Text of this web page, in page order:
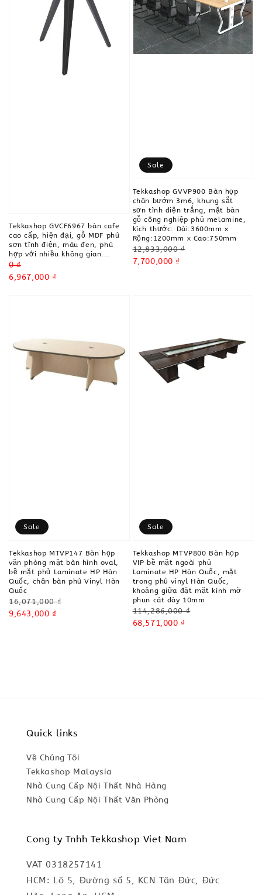
Tekkashop GVCF6967 bàn cafe
cao cấp, hiện đại, gỗ MDF phủ
sơn tĩnh điện, màu đen, phù
hợp với nhiều không gian...
Regular
price
0 ₫
Sale
6,967,000 ₫
Sale
Tekkashop GVVP900 Bàn họp
chân bướm 3m6, khung sắt
sơn tĩnh điện trắng, mặt bàn
gỗ công nghiệp phủ melamine,
kích thước: Dài:3600mm x
Rộng:1200mm x Cao:750mm
Regular
price
12,833,000 ₫
Sale
7,700,000 ₫
Sale
Tekkashop MTVP147 Bàn họp
văn phòng mặt bàn hình oval,
bề mặt phủ Laminate HP Hàn
Quốc, chân bàn phủ Vinyl Hàn
Quốc
Regular
price
16,071,000 ₫
Sale
9,643,000 ₫
Sale
Tekkashop MTVP800 Bàn họp
VIP bề mặt ngoài phủ
Laminate HP Hàn Quốc, mặt
trong phủ vinyl Hàn Quốc,
khoảng giữa đặt mặt kính mờ
phun cát dày 10mm
Regular
price
114,286,000 ₫
Sale
68,571,000 ₫
Quick links
Về Chúng Tôi
Tekkashop Malaysia
Nhà Cung Cấp Nội Thất Nhà Hàng
Nhà Cung Cấp Nội Thất Văn Phòng
Cong ty Tnhh Tekkashop Viet Nam
VAT 0318257141
HCM: Lô 5, Đường số 5, KCN Tân Đức, Đức